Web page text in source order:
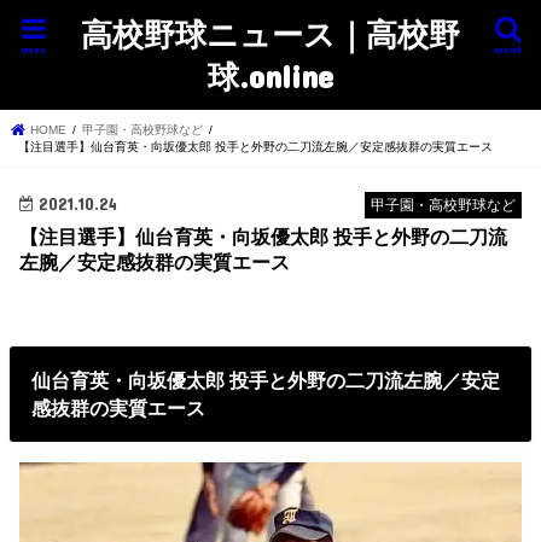
高校野球ニュース｜高校野
球.online
search
menu
HOME
甲子園・高校野球など
【注目選手】仙台育英・向坂優太郎 投手と外野の二刀流左腕／安定感抜群の実質エース
甲子園・高校野球など
2021.10.24
【注目選手】仙台育英・向坂優太郎 投手と外野の二刀流
左腕／安定感抜群の実質エース
仙台育英・向坂優太郎 投手と外野の二刀流左腕／安定
感抜群の実質エース